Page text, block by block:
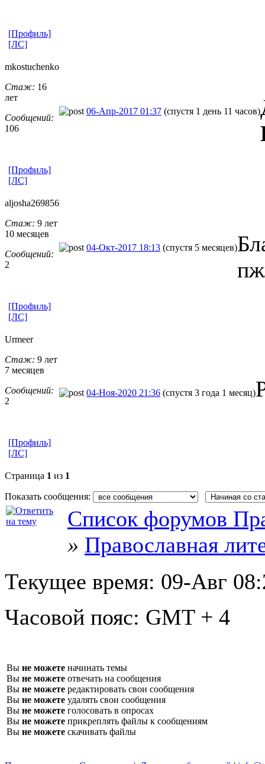
[Профиль]
[ЛС]
mkostuchenko
Стаж: 16
лет
Сообщений:
106
06-Апр-2017 01:37 (спустя 1 день 11 часов)
[Профиль]
[ЛС]
aljosha26985​6
Стаж: 9 лет
10 месяцев
Сообщений:
2
04-Окт-2017 18:13 (спустя 5 месяцев)
[Профиль]
[ЛС]
Urmeer
Стаж: 9 лет
7 месяцев
Сообщений:
2
04-Ноя-2020 21:36 (спустя 3 года 1 месяц)
[Профиль]
[ЛС]
Страница 1 из 1
Показать сообщения:
Список форумов
» Православная
Текущее время: 09-Авг
Часовой пояс: GMT + 4
Вы не можете начинать темы
Вы не можете отвечать на сообщения
Вы не можете редактировать свои сообщения
Вы не можете удалять свои сообщения
Вы не можете голосовать в опросах
Вы не можете прикреплять файлы к сообщениям
Вы не можете скачивать файлы